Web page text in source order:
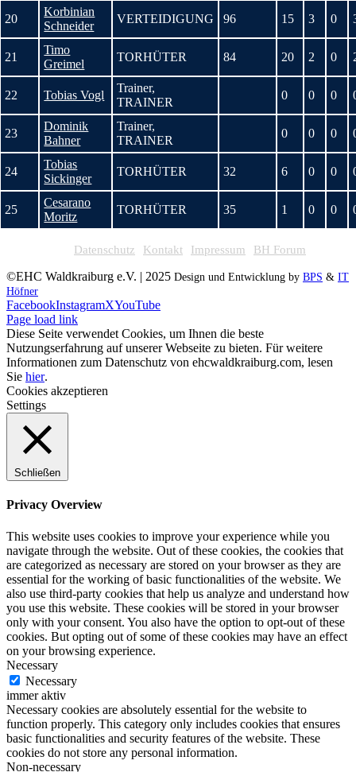
20
Korbinian
Schneider
VERTEIDIGUNG 96 15 3 0
21
Timo
Greimel
TORHÜTER 84 20 2 0
22 Tobias Vogl
Trainer,
TRAINER
0 0 0
23
Dominik
Bahner
Trainer,
TRAINER
0 0 0
24
Tobias
Sickinger
TORHÜTER 32 6 0 0
25
Cesarano
Moritz
TORHÜTER 35 1 0 0
Datenschutz Kontakt Impressum BH Forum
©EHC Waldkraiburg e.V. | 2025 Design und Entwicklung by BPS & IT
Höfner
FacebookInstagramXYouTube
Page load link
Diese Seite verwendet Cookies, um Ihnen die beste
Nutzungserfahrung auf unserer Webseite zu bieten. Für weitere
Informationen zum Datenschutz von ehcwaldkraiburg.com, lesen
Sie hier.
Cookies akzeptieren
Settings
Schließen
Privacy Overview
This website uses cookies to improve your experience while you
navigate through the website. Out of these cookies, the cookies that
are categorized as necessary are stored on your browser as they are
essential for the working of basic functionalities of the website. We
also use third-party cookies that help us analyze and understand how
you use this website. These cookies will be stored in your browser
only with your consent. You also have the option to opt-out of these
cookies. But opting out of some of these cookies may have an effect
on your browsing experience.
Necessary
Necessary
immer aktiv
Necessary cookies are absolutely essential for the website to
function properly. This category only includes cookies that ensures
basic functionalities and security features of the website. These
cookies do not store any personal information.
Non-necessary